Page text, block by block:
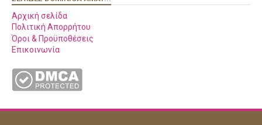
Αρχική σελίδα
Πολιτική Απορρήτου
Όροι & Προϋποθέσεις
Επικοινωνία